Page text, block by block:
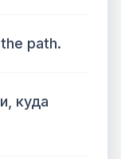
path.
куда